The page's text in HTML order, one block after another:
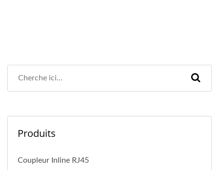
Produits
Coupleur Inline RJ45